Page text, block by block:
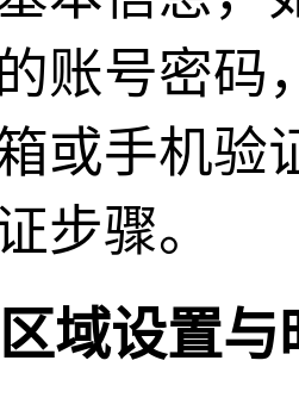
账号密码
或手机验
步骤。
域设置